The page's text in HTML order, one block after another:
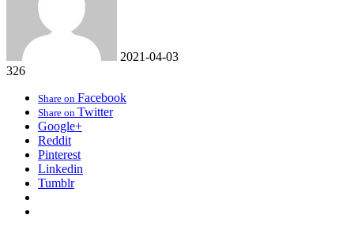
2021-04-03
326
Share on Facebook
Share on Twitter
Google+
Reddit
Pinterest
Linkedin
Tumblr